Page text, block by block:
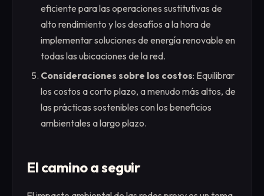
eficiente para las operaciones sustitutivas de
alto rendimiento y los desafíos a la hora de
implementar soluciones de energía renovable en
todas las ubicaciones de la red.
Consideraciones sobre los costos: Equilibrar
los costos a corto plazo, a menudo más altos, de
las prácticas sostenibles con los beneficios
ambientales a largo plazo.
El camino a seguir